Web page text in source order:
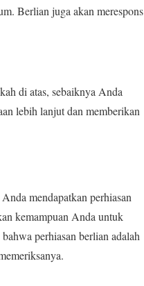
Berlian juga akan merespons
di atas, sebaiknya Anda
lebih lanjut dan memberikan
mendapatkan perhiasan
kemampuan Anda untuk
perhiasan berlian adalah